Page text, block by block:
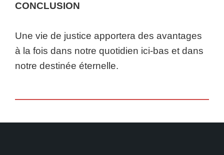
CONCLUSION
Une vie de justice apportera des avantages
à la fois dans notre quotidien ici-bas et dans
notre destinée éternelle.